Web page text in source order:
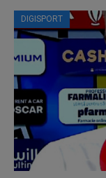
DIGISPORT